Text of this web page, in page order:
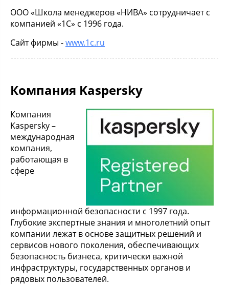
ООО «Школа менеджеров «НИВА» сотрудничает с
компанией «1С» c 1996 года.
Сайт фирмы -www.1c.ru
Компания Kaspersky
Компания
Kaspersky –
международная
компания,
работающая в
сфере
информационной безопасности с 1997 года.
Глубокие экспертные знания и многолетний опыт
компании лежат в основе защитных решений и
сервисов нового поколения, обеспечивающих
безопасность бизнеса, критически важной
инфраструктуры, государственных органов и
рядовых пользователей.